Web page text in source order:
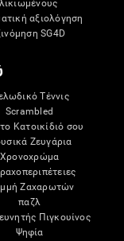
αξιολόγηση
SG4D
Τέννις
Scrambled
Κατοικίδιό σου
Ζευγάρια
Χρονοχρώμα
Ζαχαρωτών
παζλ
Πιγκουίνος
Ψηφία